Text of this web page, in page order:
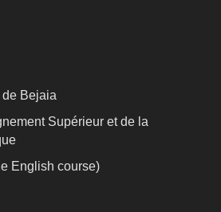
Bejaia
Supérieur et de la
English course)